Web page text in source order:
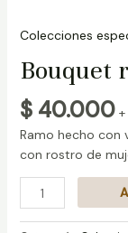
Colecciones
Bouquet
$40.000
Ramo hecho con
con rostro de